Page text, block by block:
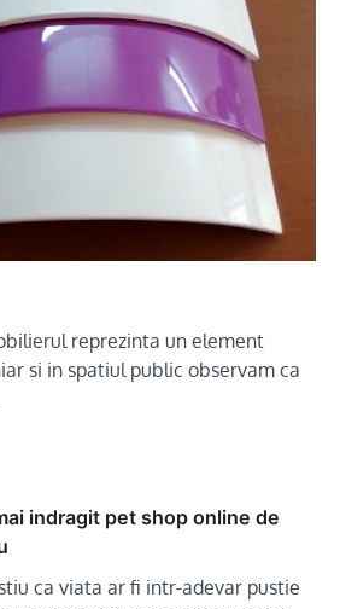
reprezinta un element
si in spatiul public observam ca
indragit pet shop online de
ca viata ar fi intr-adevar pustie